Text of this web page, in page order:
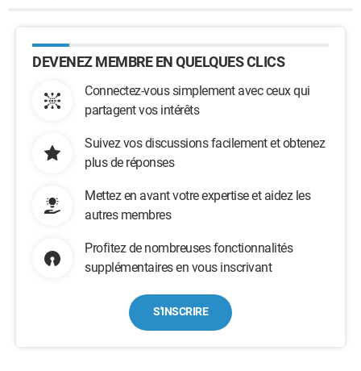
DEVENEZ MEMBRE EN QUELQUES CLICS
Connectez-vous simplement avec ceux qui
partagent vos intérêts
Suivez vos discussions facilement et obtenez
plus de réponses
Mettez en avant votre expertise et aidez les
autres membres
Profitez de nombreuses fonctionnalités
supplémentaires en vous inscrivant
S'INSCRIRE